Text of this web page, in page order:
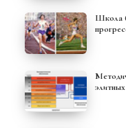
Школа бега: Правильная техника бега – основа
Методические основы и принципы тренировок